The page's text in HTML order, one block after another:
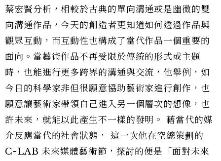
蔡宏賢分析，相較於古典的單向溝通或是幽微的雙
向溝通作品，今天的創造者更知道如何透過作品與
觀眾互動，而互動性也構成了當代作品一個重要的
面向。當藝術作品不再受限於傳統的形式或主題
時，也能進行更多跨界的溝通與交流，他舉例，如
今日的科學家非但很願意協助藝術家進行創作，也
願意讓藝術家帶領自己進入另一個層次的想像，也
許未來，就能以此產生不一樣的發明。 藉當代的媒
介反應當代的社會狀態， 這一次他在空總策劃的
C-LAB 未來媒體藝術節，探討的便是「面對未來